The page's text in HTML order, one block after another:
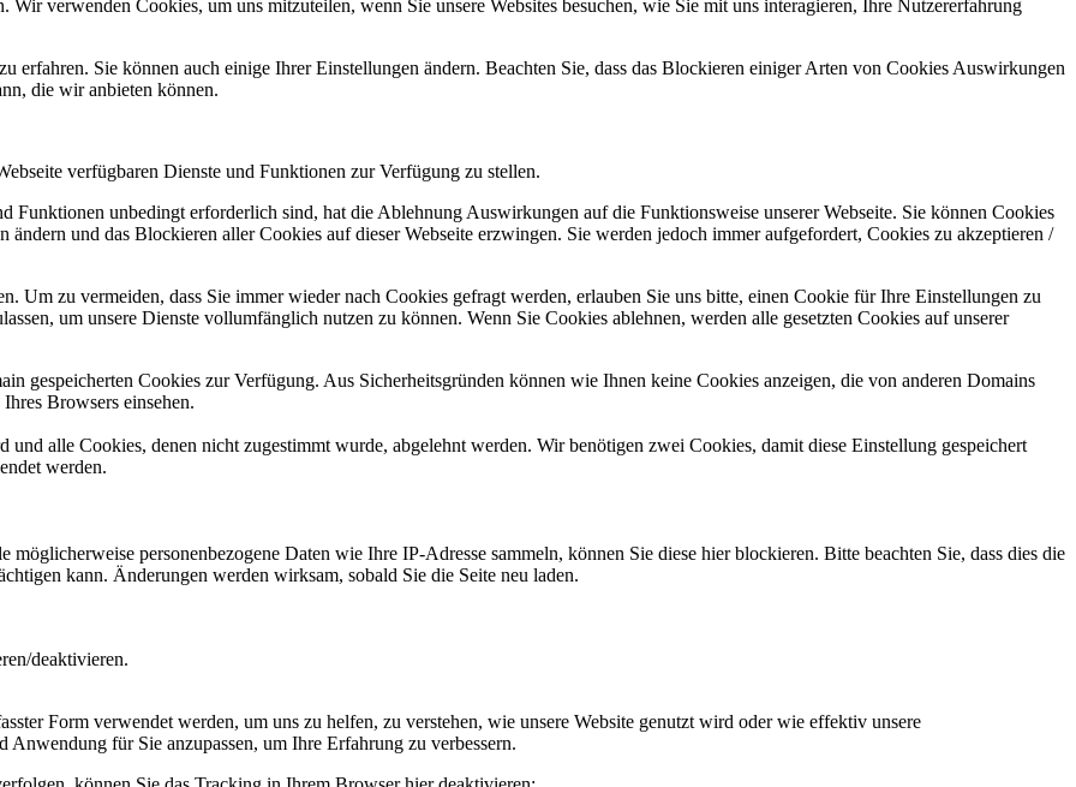
verwenden Cookies, um uns mitzuteilen, wenn Sie unsere Websites besuchen, wie Sie mit uns interagieren, Ihre Nutzererfahrung
erfahren. Sie können auch einige Ihrer Einstellungen ändern. Beachten Sie, dass das Blockieren einiger Arten von Cookies Auswirkungen
die wir anbieten können.
verfügbaren Dienste und Funktionen zur Verfügung zu stellen.
Funktionen unbedingt erforderlich sind, hat die Ablehnung Auswirkungen auf die Funktionsweise unserer Webseite. Sie können Cookies
und das Blockieren aller Cookies auf dieser Webseite erzwingen. Sie werden jedoch immer aufgefordert, Cookies zu akzeptieren /
Um zu vermeiden, dass Sie immer wieder nach Cookies gefragt werden, erlauben Sie uns bitte, einen Cookie für Ihre Einstellungen zu
um unsere Dienste vollumfänglich nutzen zu können. Wenn Sie Cookies ablehnen, werden alle gesetzten Cookies auf unserer
gespeicherten Cookies zur Verfügung. Aus Sicherheitsgründen können wie Ihnen keine Cookies anzeigen, die von anderen Domains
Browsers einsehen.
alle Cookies, denen nicht zugestimmt wurde, abgelehnt werden. Wir benötigen zwei Cookies, damit diese Einstellung gespeichert
werden.
personenbezogene Daten wie Ihre IP-Adresse sammeln, können Sie diese hier blockieren. Bitte beachten Sie, dass dies die
kann. Änderungen werden wirksam, sobald Sie die Seite neu laden.
deaktivieren.
Form verwendet werden, um uns zu helfen, zu verstehen, wie unsere Website genutzt wird oder wie effektiv unsere
für Sie anzupassen, um Ihre Erfahrung zu verbessern.